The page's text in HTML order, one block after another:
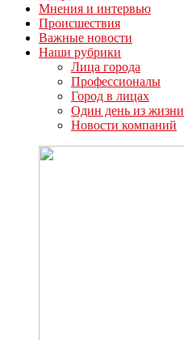
Мнения и интервью
Происшествия
Важные новости
Наши рубрики
Лица города
Профессионалы
Город в лицах
Один день из жизни
Новости компаний